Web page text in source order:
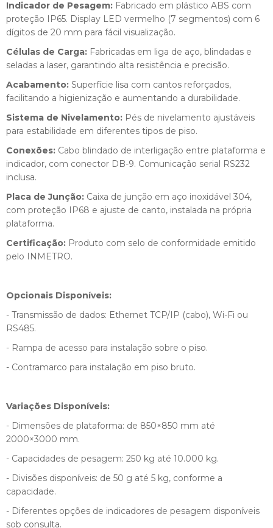
Indicador de Pesagem: Fabricado em plástico ABS com
proteção IP65. Display LED vermelho (7 segmentos) com 6
dígitos de 20 mm para fácil visualização.
Células de Carga: Fabricadas em liga de aço, blindadas e
seladas a laser, garantindo alta resistência e precisão.
Acabamento: Superfície lisa com cantos reforçados,
facilitando a higienização e aumentando a durabilidade.
Sistema de Nivelamento: Pés de nivelamento ajustáveis
para estabilidade em diferentes tipos de piso.
Conexões: Cabo blindado de interligação entre plataforma e
indicador, com conector DB-9. Comunicação serial RS232
inclusa.
Placa de Junção: Caixa de junção em aço inoxidável 304,
com proteção IP68 e ajuste de canto, instalada na própria
plataforma.
Certificação: Produto com selo de conformidade emitido
pelo INMETRO.
Opcionais Disponíveis:
- Transmissão de dados: Ethernet TCP/IP (cabo), Wi-Fi ou
RS485.
- Rampa de acesso para instalação sobre o piso.
- Contramarco para instalação em piso bruto.
Variações Disponíveis:
- Dimensões de plataforma: de 850×850 mm até
2000×3000 mm.
- Capacidades de pesagem: 250 kg até 10.000 kg.
- Divisões disponíveis: de 50 g até 5 kg, conforme a
capacidade.
- Diferentes opções de indicadores de pesagem disponíveis
sob consulta.